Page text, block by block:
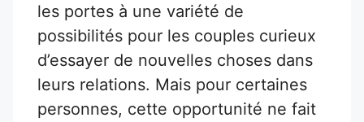
les portes à une variété de
possibilités pour les couples curieux
d’essayer de nouvelles choses dans
leurs relations. Mais pour certaines
personnes, cette opportunité ne fait